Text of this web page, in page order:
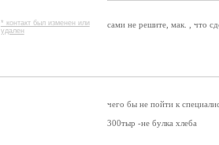
* контакт был изменен или
удален
сами не решите, мак. , что
чего бы не пойти к
300тыр -не булка хлеба